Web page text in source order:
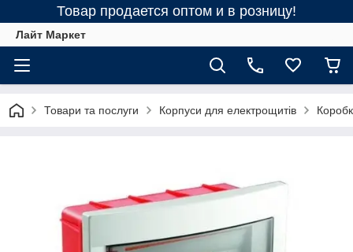
Товар продается оптом и в розницу!
Лайт Маркет
Товари та послуги Корпуси для електрощитів